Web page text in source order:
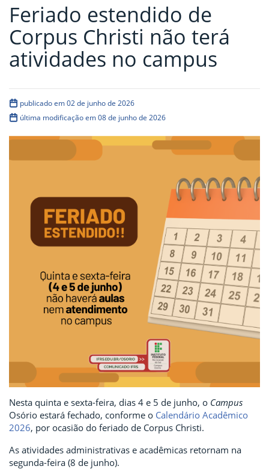
Feriado estendido de
Corpus Christi não terá
atividades no campus
publicado em 02 de junho de 2026
última modificação em 08 de junho de 2026
Nesta quinta e sexta-feira, dias 4 e 5 de junho, o Campus
Osório estará fechado, conforme o Calendário Acadêmico
2026, por ocasião do feriado de Corpus Christi.
As atividades administrativas e acadêmicas retornam na
segunda-feira (8 de junho).